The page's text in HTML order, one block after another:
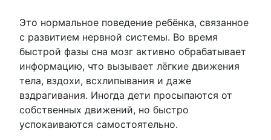
Это нормальное поведение ребёнка, связанное
с развитием нервной системы. Во время
быстрой фазы сна мозг активно обрабатывает
информацию, что вызывает лёгкие движения
тела, вздохи, всхлипывания и даже
вздрагивания. Иногда дети просыпаются от
собственных движений, но быстро
успокаиваются самостоятельно.